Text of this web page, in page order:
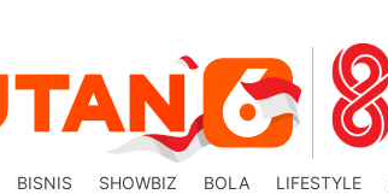
BISNIS SHOWBIZ BOLA LIFESTYLE